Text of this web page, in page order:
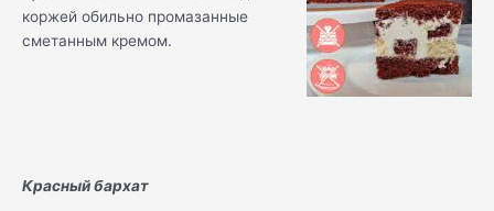
коржей обильно промазанные
сметанным кремом.
Красный бархат